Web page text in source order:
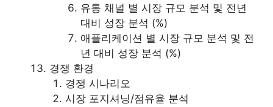
유통 채널 별 시장 규모 분석 및 전년
대비 성장 분석 (%)
애플리케이션 별 시장 규모 분석 및 전
년 대비 성장 분석 (%)
경쟁 환경
경쟁 시나리오
시장 포지셔닝/점유율 분석